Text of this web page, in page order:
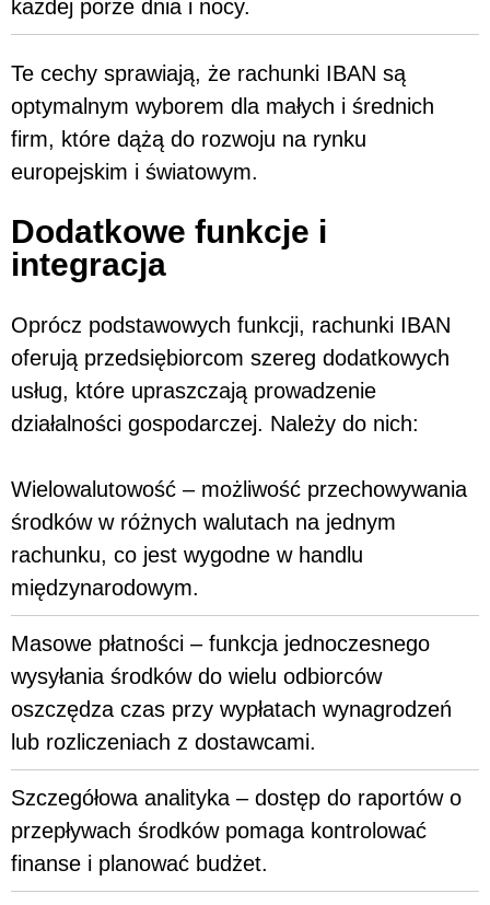
każdej porze dnia i nocy.
Te cechy sprawiają, że rachunki IBAN są
optymalnym wyborem dla małych i średnich
firm, które dążą do rozwoju na rynku
europejskim i światowym.
Dodatkowe funkcje i
integracja
Oprócz podstawowych funkcji, rachunki IBAN
oferują przedsiębiorcom szereg dodatkowych
usług, które upraszczają prowadzenie
działalności gospodarczej. Należy do nich:
Wielowalutowość – możliwość przechowywania
środków w różnych walutach na jednym
rachunku, co jest wygodne w handlu
międzynarodowym.
Masowe płatności – funkcja jednoczesnego
wysyłania środków do wielu odbiorców
oszczędza czas przy wypłatach wynagrodzeń
lub rozliczeniach z dostawcami.
Szczegółowa analityka – dostęp do raportów o
przepływach środków pomaga kontrolować
finanse i planować budżet.